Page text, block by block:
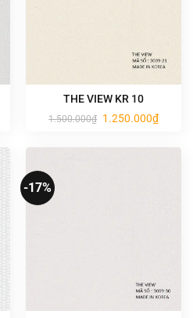
THE VIEW KR 10
1.500.000₫ Giá
1.500.000₫.
1.250.000₫Giá
hiện
là:
-17%